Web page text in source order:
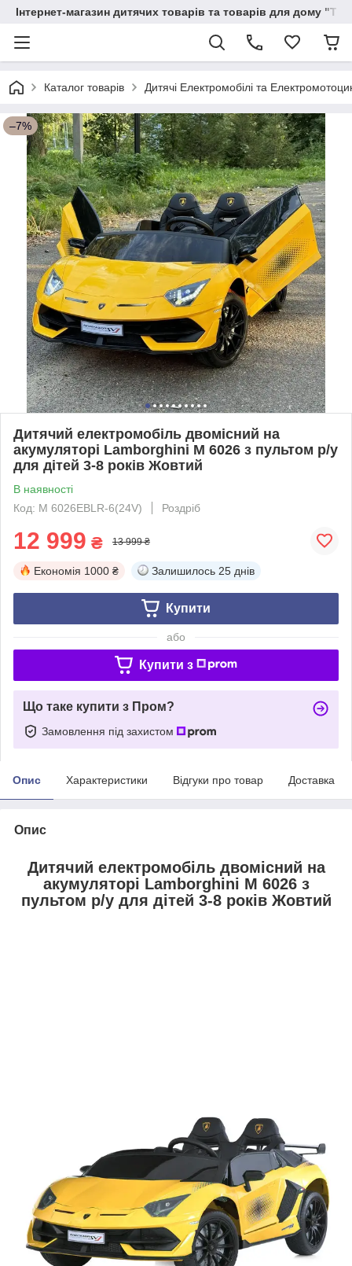
Інтернет-магазин дитячих товарів та товарів для дому
Каталог товарів Дитячі Електромобілі та
–7%
Дитячий електромобіль двомісний на
акумуляторі Lamborghini M 6026 з пультом р/у
для дітей 3-8 років Жовтий
В наявності
Код: M 6026EBLR-6(24V)
Роздріб
12 999 ₴ 13 999 ₴
Економія 1000 ₴ Залишилось 25 днів
Купити
або
Купити з
Що таке купити з Пром?
Замовлення під захистом
Опис Характеристики Відгуки про товар Доставка
Опис
Дитячий електромобіль двомісний на
акумуляторі Lamborghini M 6026 з
пультом р/у для дітей 3-8 років Жовтий